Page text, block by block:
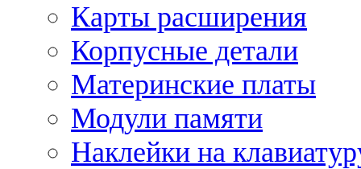
Карты расширения
Корпусные детали
Материнские платы
Модули памяти
Наклейки на